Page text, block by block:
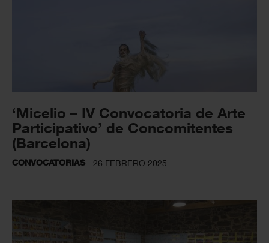
‘Micelio – IV Convocatoria de Arte
Participativo’ de Concomitentes
(Barcelona)
CONVOCATORIAS 26 FEBRERO 2025